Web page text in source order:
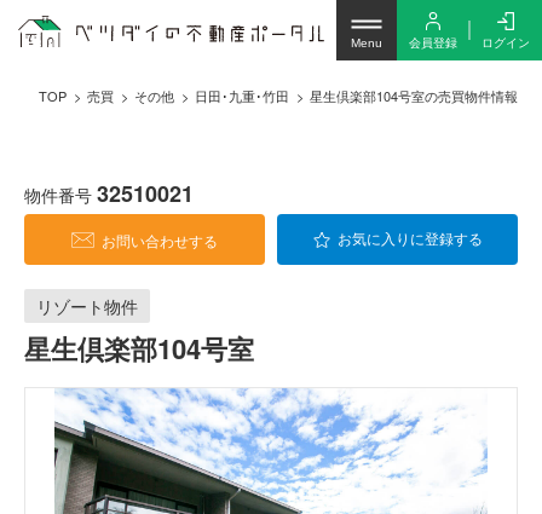
Menu 会員登録 ログイン
TOP 売買 その他 日田･九重･竹田 星生倶楽部104号室の売買物件情報
リゾート物件
星生倶楽部104号室
物件番号 32510021
お問い合わせする お気に入りに登録する